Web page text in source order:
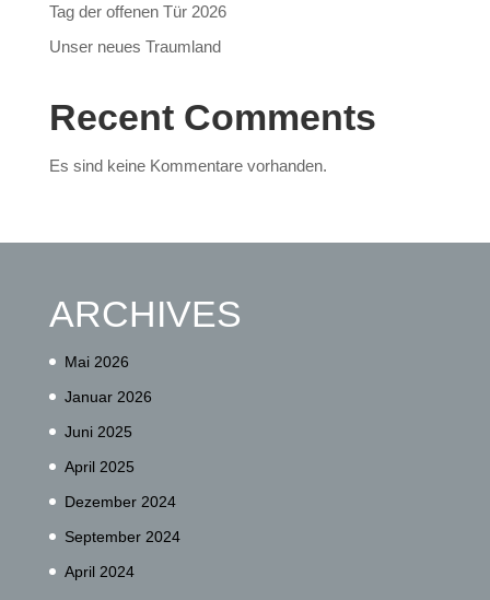
Tag der offenen Tür 2026
Unser neues Traumland
Recent Comments
Es sind keine Kommentare vorhanden.
ARCHIVES
Mai 2026
Januar 2026
Juni 2025
April 2025
Dezember 2024
September 2024
April 2024